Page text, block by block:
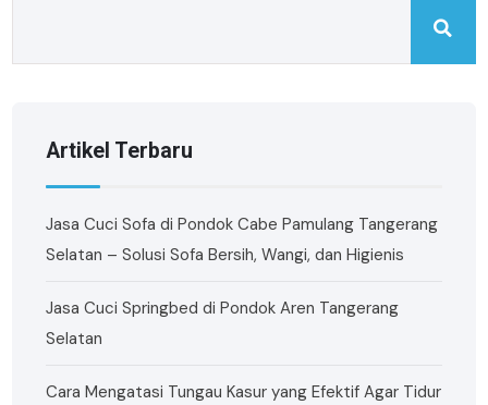
Artikel Terbaru
Jasa Cuci Sofa di Pondok Cabe Pamulang Tangerang
Selatan – Solusi Sofa Bersih, Wangi, dan Higienis
Jasa Cuci Springbed di Pondok Aren Tangerang
Selatan
Cara Mengatasi Tungau Kasur yang Efektif Agar Tidur